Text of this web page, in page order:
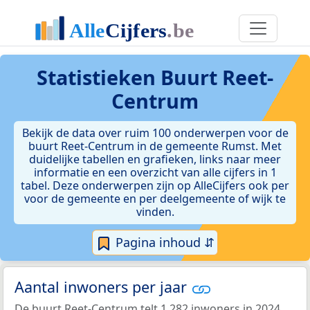
Statistieken Buurt Reet-
Centrum
Bekijk de data over ruim 100 onderwerpen voor de
buurt Reet-Centrum in de gemeente Rumst. Met
duidelijke tabellen en grafieken, links naar meer
informatie en een overzicht van alle cijfers in 1
tabel. Deze onderwerpen zijn op AlleCijfers ook per
voor de gemeente en per deelgemeente of wijk te
vinden.
Pagina inhoud ⇵
Aantal inwoners per jaar